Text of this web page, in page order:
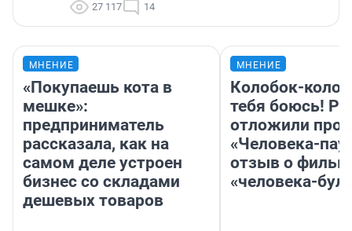
27 117 14
МНЕНИЕ
«Покупаешь кота в
мешке»:
предприниматель
рассказала, как на
самом деле устроен
бизнес со складами
дешевых товаров
МНЕНИЕ
Колобок-
тебя боюсь!
отложили
«Человека-
отзыв о
«человека-